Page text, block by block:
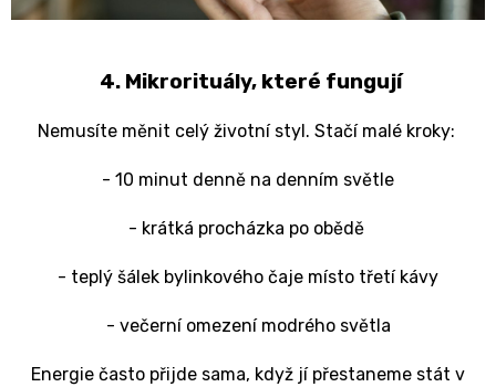
4. Mikrorituály, které fungují
Nemusíte měnit celý životní styl. Stačí malé kroky:
- 10 minut denně na denním světle
- krátká procházka po obědě
- teplý šálek bylinkového čaje místo třetí kávy
- večerní omezení modrého světla
Energie často přijde sama, když jí přestaneme stát v